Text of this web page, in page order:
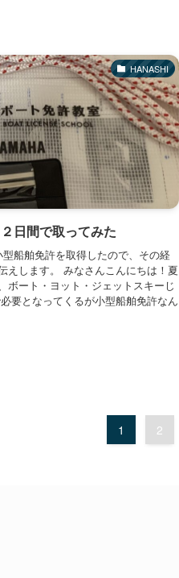
HANASHI
日間で取ってみた
船舶免許を取得したので、その経
えします。 みなさんこんにちは！夏
ボート・ヨット・ジェットスキーじ
要となってくるが小型船舶免許なん
1 2